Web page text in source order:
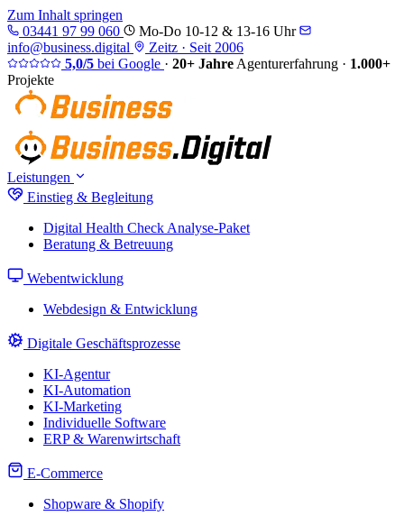
Zum Inhalt springen
03441 97 99 060
Mo-Do 10-12 & 13-16 Uhr
info@business.digital
Zeitz · Seit 2006
5,0/5 bei Google · 20+ Jahre Agenturerfahrung · 1.000+
Projekte
Leistungen
Einstieg & Begleitung
Digital Health Check Analyse-Paket
Beratung & Betreuung
Webentwicklung
Webdesign & Entwicklung
Digitale Geschäftsprozesse
KI-Agentur
KI-Automation
KI-Marketing
Individuelle Software
ERP & Warenwirtschaft
E-Commerce
Shopware & Shopify